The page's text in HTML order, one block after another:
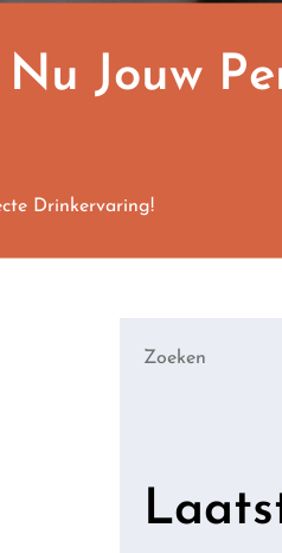
Jouw
Drinkervaring!
Zoeken